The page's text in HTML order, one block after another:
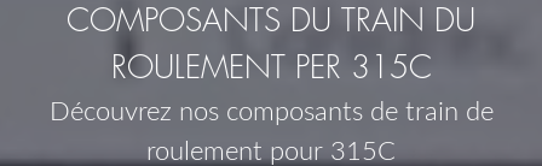
COMPOSANTS DU TRAIN DU
ROULEMENT PER 315C
Découvrez nos composants de train de
roulement pour 315C